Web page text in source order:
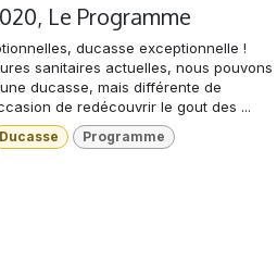
Le Programme
ducasse exceptionnelle !
sanitaires actuelles, nous pouvons
ducasse, mais différente de
de redécouvrir le gout des ...
Ducasse Programme